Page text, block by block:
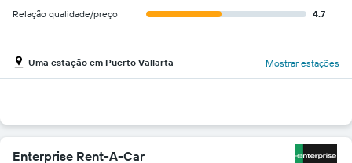
Relação qualidade/preço
4.7
Uma estação em Puerto Vallarta Mostrar estações
Enterprise Rent-A-Car